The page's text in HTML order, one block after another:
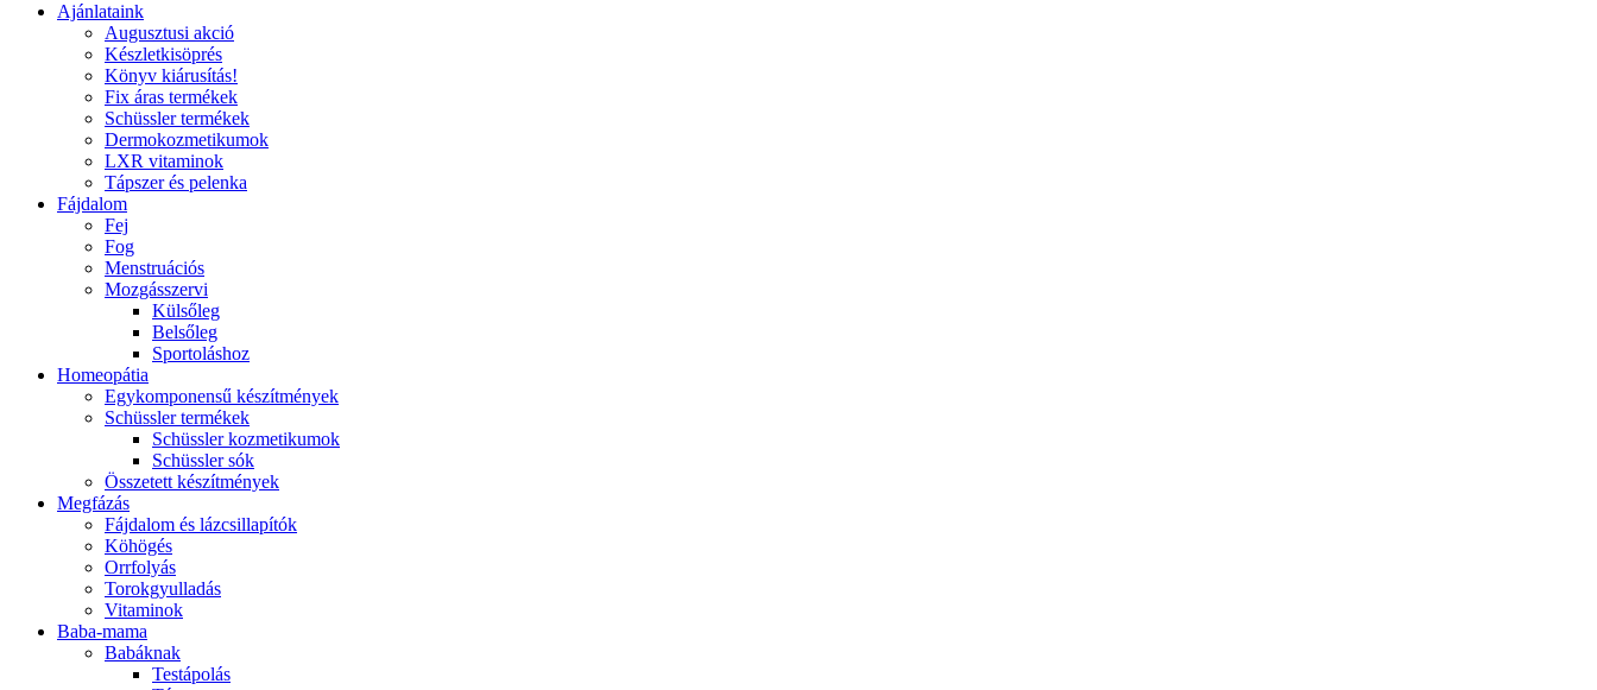
Ajánlataink
Augusztusi akció
Készletkisöprés
Könyv kiárusítás!
Fix áras termékek
Schüssler termékek
Dermokozmetikumok
LXR vitaminok
Tápszer és pelenka
Fájdalom
Fej
Fog
Menstruációs
Mozgásszervi
Külsőleg
Belsőleg
Sportoláshoz
Homeopátia
Egykomponensű készítmények
Schüssler termékek
Schüssler kozmetikumok
Schüssler sók
Összetett készítmények
Megfázás
Fájdalom és lázcsillapítók
Köhögés
Orrfolyás
Torokgyulladás
Vitaminok
Baba-mama
Babáknak
Testápolás